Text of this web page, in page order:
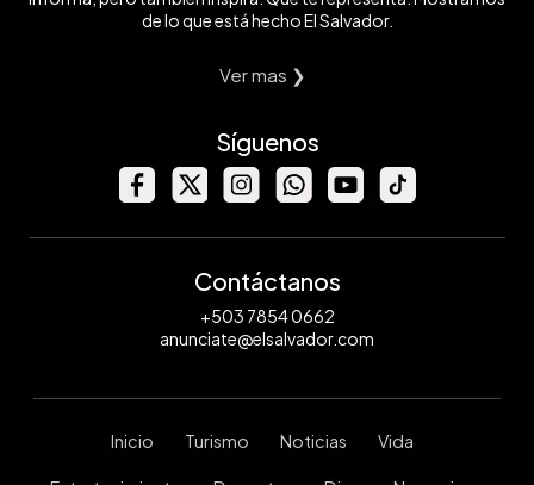
de lo que está hecho El Salvador.
Ver mas ❯
Síguenos
Contáctanos
+503 7854 0662
anunciate@elsalvador.com
Inicio Turismo Noticias Vida